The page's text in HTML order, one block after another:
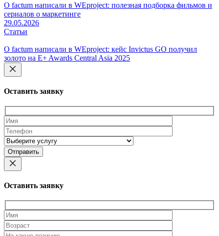
О factum написали в WEproject: полезная подборка фильмов и
сериалов о маркетинге
29.05.2026
Статьи
О factum написали в WEproject: кейс Invictus GO получил
золото на E+ Awards Central Asia 2025
Оставить заявку
Оставьте
это
поле
Оставить заявку